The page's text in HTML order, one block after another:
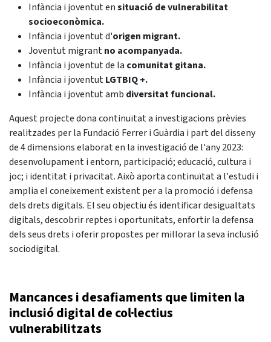
Infància i joventut ensituació de vulnerabilitat
socioeconòmica.
Infància i joventut d'origen migrant.
Joventut migrantno acompanyada.
Infància i joventut de la comunitat gitana.
Infància i joventutLGTBIQ +.
Infància i joventut amb diversitat funcional.
Aquest projecte dona continuïtat a investigacions prèvies
realitzades per la Fundació Ferrer i Guàrdia i part del disseny
de 4 dimensions elaborat en la investigació de l'any 2023:
desenvolupament i entorn, participació; educació, cultura i
joc; i identitat i privacitat. Això aporta continuïtat a l'estudi i
amplia el coneixement existent per a la promoció i defensa
dels drets digitals. El seu objectiu és identificar desigualtats
digitals, descobrir reptes i oportunitats, enfortir la defensa
dels seus drets i oferir propostes per millorar la seva inclusió
sociodigital.
Mancances i desafiaments que limiten la
inclusió digital de col·lectius
vulnerabilitzats